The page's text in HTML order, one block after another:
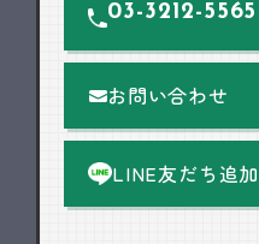
03-3212-5565
お問い合わせ
LINE友だち追加